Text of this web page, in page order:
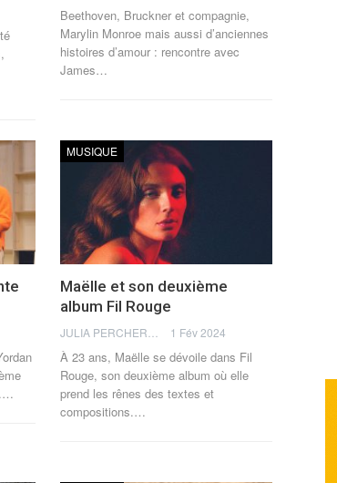
Beethoven, Bruckner et compagnie,
Marylin Monroe mais aussi d’anciennes
histoires d’amour : rencontre avec
James…
…
MUSIQUE
Maëlle et son deuxième
album Fil Rouge
1 Fév 2024
À 23 ans, Maëlle se dévoile dans Fil
Rouge, son deuxième album où elle
prend les rênes des textes et
compositions. …